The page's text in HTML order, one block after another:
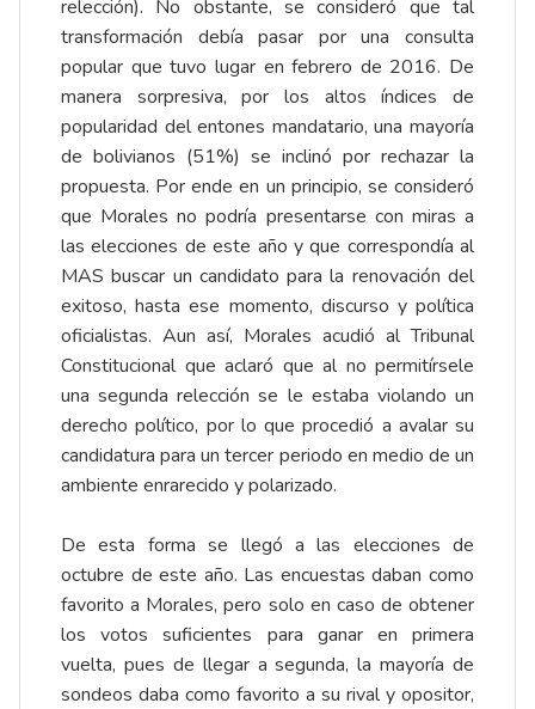
relección). No obstante, se consideró que tal
transformación debía pasar por una consulta
popular que tuvo lugar en febrero de 2016. De
manera sorpresiva, por los altos índices de
popularidad del entones mandatario, una mayoría
de bolivianos (51%) se inclinó por rechazar la
propuesta. Por ende en un principio, se consideró
que Morales no podría presentarse con miras a
las elecciones de este año y que correspondía al
MAS buscar un candidato para la renovación del
exitoso, hasta ese momento, discurso y política
oficialistas. Aun así, Morales acudió al Tribunal
Constitucional que aclaró que al no permitírsele
una segunda relección se le estaba violando un
derecho político, por lo que procedió a avalar su
candidatura para un tercer periodo en medio de un
ambiente enrarecido y polarizado.
De esta forma se llegó a las elecciones de
octubre de este año. Las encuestas daban como
favorito a Morales, pero solo en caso de obtener
los votos suficientes para ganar en primera
vuelta, pues de llegar a segunda, la mayoría de
sondeos daba como favorito a su rival y opositor,